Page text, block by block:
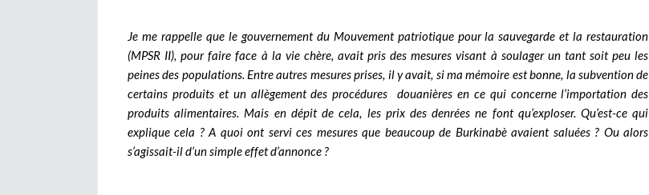
Je me rappelle que le gouvernement du Mouvement patriotique pour la sauvegarde et la restauration
(MPSR II), pour faire face à la vie chère, avait pris des mesures visant à soulager un tant soit peu les
peines des populations. Entre autres mesures prises, il y avait, si ma mémoire est bonne, la subvention de
certains produits et un allègement des procédures douanières en ce qui concerne l’importation des
produits alimentaires. Mais en dépit de cela, les prix des denrées ne font qu’exploser. Qu’est-ce qui
explique cela ? A quoi ont servi ces mesures que beaucoup de Burkinabè avaient saluées ? Ou alors
s’agissait-il d’un simple effet d’annonce ?